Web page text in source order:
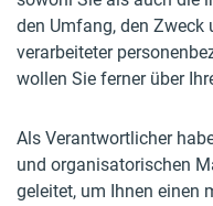
den Umfang, den Zweck
verarbeiteter
wollen Sie ferner über
Als Verantwortlicher
und organisatorischen
geleitet, um Ihnen einen